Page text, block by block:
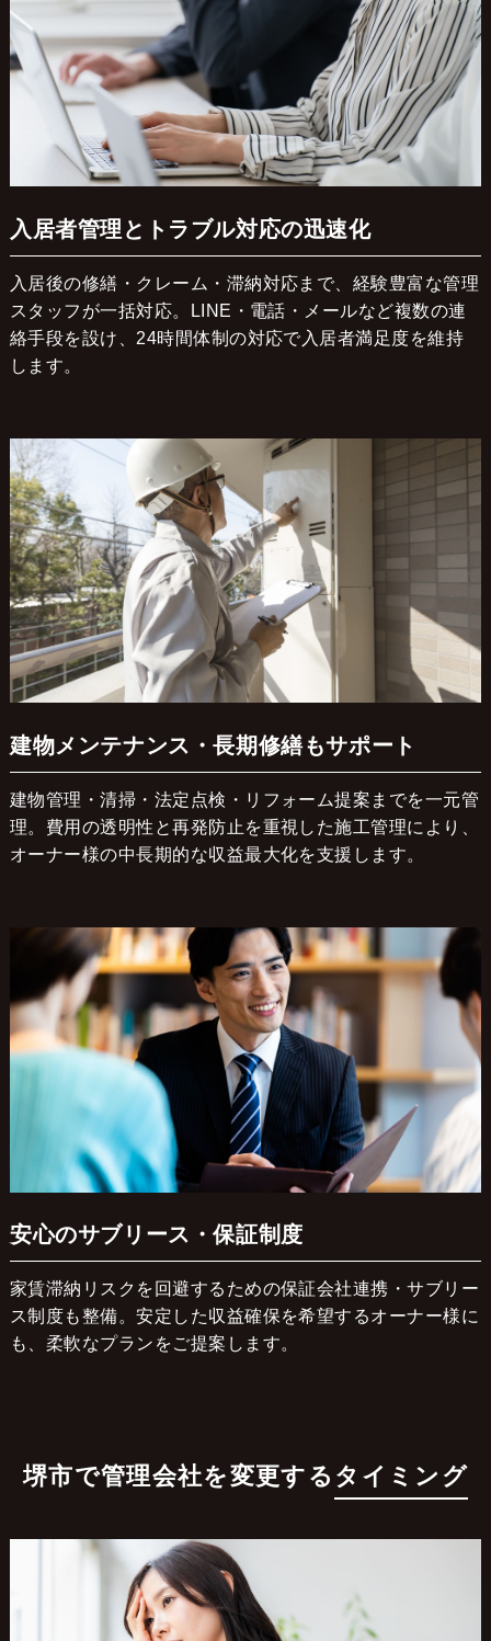
入居者管理とトラブル対応の迅速化
入居後の修繕・クレーム・滞納対応まで、経験豊富な管理
スタッフが一括対応。LINE・電話・メールなど複数の連
絡手段を設け、24時間体制の対応で入居者満足度を維持
します。
建物メンテナンス・長期修繕もサポート
建物管理・清掃・法定点検・リフォーム提案までを一元管
理。費用の透明性と再発防止を重視した施工管理により、
オーナー様の中長期的な収益最大化を支援します。
安心のサブリース・保証制度
家賃滞納リスクを回避するための保証会社連携・サブリー
ス制度も整備。安定した収益確保を希望するオーナー様に
も、柔軟なプランをご提案します。
堺市で管理会社を変更する タイミング